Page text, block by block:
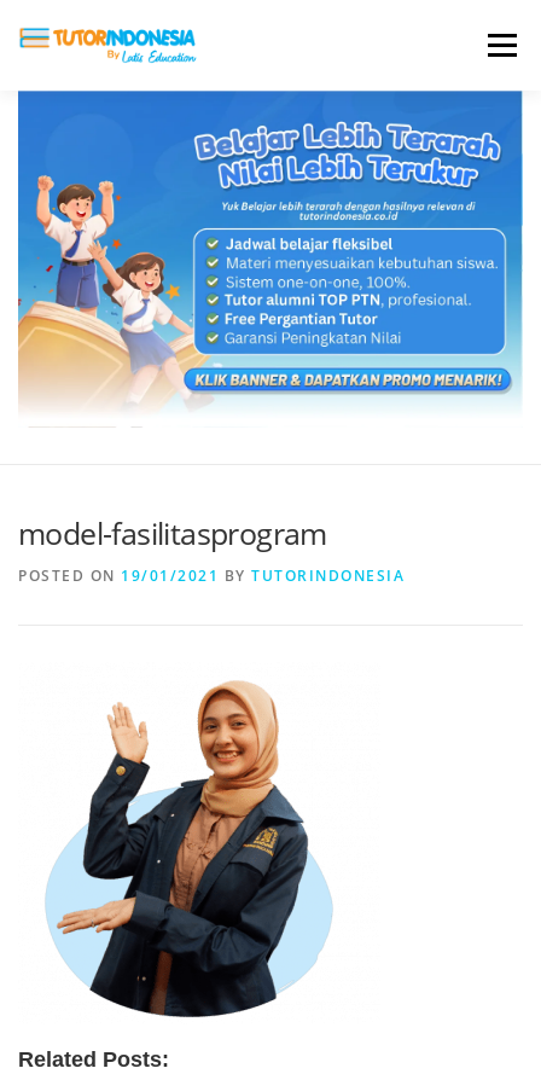
Menu
ABOUT US JADI PENGAJAR
BIAYA LES TESTIMONI PROFIL ALUMNI
BLOG DAFTAR SEKOLAH
model-fasilitasprogram
POSTED ON 19/01/2021 BY TUTORINDONESIA
Related Posts: